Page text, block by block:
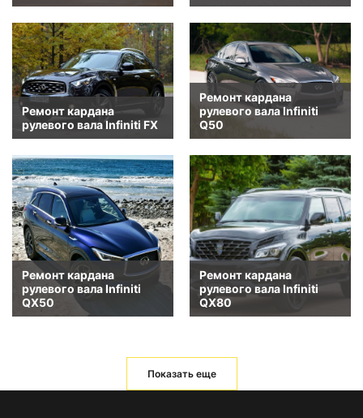
Ремонт кардана
рулевого вала Infiniti FX
Ремонт кардана
рулевого вала Infiniti
Q50
Ремонт кардана
рулевого вала Infiniti
QX50
Ремонт кардана
рулевого вала Infiniti
QX80
Показать еще